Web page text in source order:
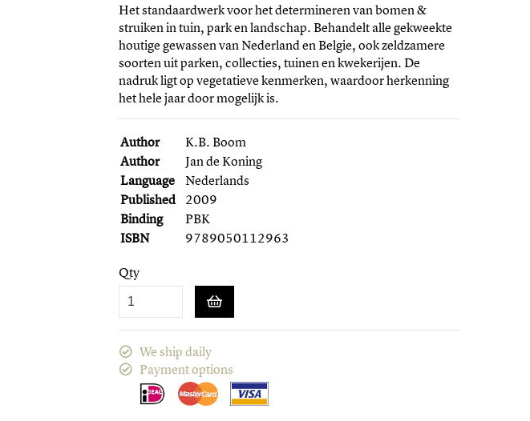
Het standaardwerk voor het determineren van bomen &
struiken in tuin, park en landschap. Behandelt alle gekweekte
houtige gewassen van Nederland en Belgie, ook zeldzamere
soorten uit parken, collecties, tuinen en kwekerijen. De
nadruk ligt op vegetatieve kenmerken, waardoor herkenning
het hele jaar door mogelijk is.
Author
K.B. Boom
Author
Jan de Koning
Language
Nederlands
Published 2009
Binding
PBK
ISBN
9789050112963
Qty
We ship daily
Payment options